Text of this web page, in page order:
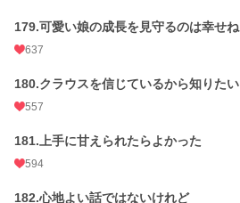
179.可愛い娘の成長を見守るのは幸せね
637
180.クラウスを信じているから知りたい
557
181.上手に甘えられたらよかった
594
182.心地よい話ではないけれど